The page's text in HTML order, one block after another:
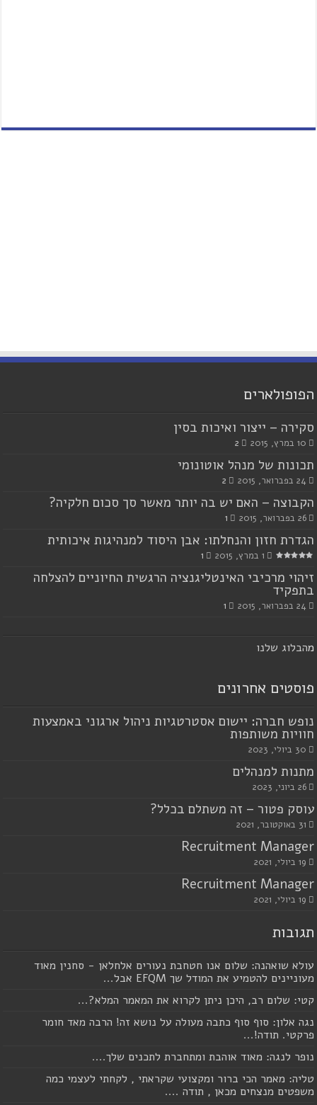
הפופולארים
סקירה – ייצור ואיכות בסין
10 במרץ, 2015 2
תכונות של מנהל אוטונומי
24 בפברואר, 2015 2
הקבוצה – האם יש בה יותר מאשר סך סכום חלקיה?
26 בפברואר, 2015 1
הגדרת חזון והנחלתו: אבן היסוד למנהיגות איכותית
1 במרץ, 2015 1
זיהוי מרכיבי האינטליגנציה הרגשית החיוניים להצלחה
בתפקיד
24 בפברואר, 2015 1
מהבלוג שלנו
פוסטים אחרונים
נופש חברה: יישום אסטרטגיות ניהול ארגוני באמצעות
חוויות משותפות
30 ביולי, 2023
מתנות למנהלים
26 ביוני, 2023
עוסק פטור – זה משתלם בכלל?
31 באוקטובר, 2021
Recruitment Manager
19 ביולי, 2021
Recruitment Manager
19 ביולי, 2021
תגובות
עולא שואהנה: שלום אנו חטחבת נעורים אלחלאן - סחנין מאוד
מעוניינים להטמיע את המודל שך EFQM אבל...
קטי: שלום רב, היכן ניתן לקרוא את המאמר המלא?...
נגה אלון: סוף סוף כתבה מעולה על נושא זה! הרבה מאד חומר
פרקטי. תודה!...
נופר לנגה: מאוד אוהבת ומתחברת לתכנים שלך....
טליה: מאמר הכי ברור ומקצועי שקראתי , לקחתי לעצמי כמה
משפטים מנצחים מכאן , תודה ....